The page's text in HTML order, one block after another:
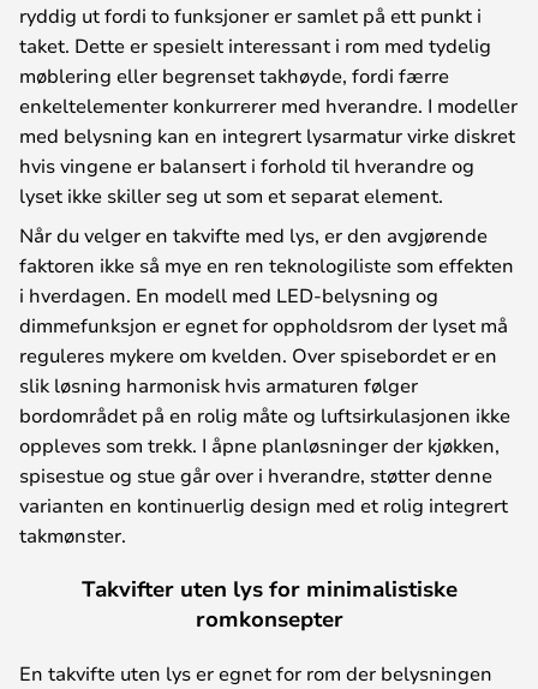
ryddig ut fordi to funksjoner er samlet på ett punkt i
taket. Dette er spesielt interessant i rom med tydelig
møblering eller begrenset takhøyde, fordi færre
enkeltelementer konkurrerer med hverandre. I modeller
med belysning kan en integrert lysarmatur virke diskret
hvis vingene er balansert i forhold til hverandre og
lyset ikke skiller seg ut som et separat element.
Når du velger en takvifte med lys, er den avgjørende
faktoren ikke så mye en ren teknologiliste som effekten
i hverdagen. En modell med LED-belysning og
dimmefunksjon er egnet for oppholdsrom der lyset må
reguleres mykere om kvelden. Over spisebordet er en
slik løsning harmonisk hvis armaturen følger
bordområdet på en rolig måte og luftsirkulasjonen ikke
oppleves som trekk. I åpne planløsninger der kjøkken,
spisestue og stue går over i hverandre, støtter denne
varianten en kontinuerlig design med et rolig integrert
takmønster.
Takvifter uten lys for minimalistiske
romkonsepter
En takvifte uten lys er egnet for rom der belysningen